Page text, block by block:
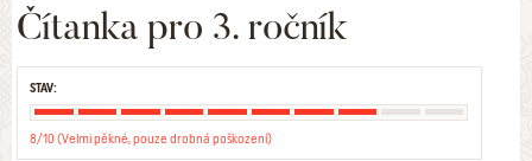
Čítanka pro 3. ročník
STAV:
8/10 (Velmi pěkné, pouze drobná poškození)